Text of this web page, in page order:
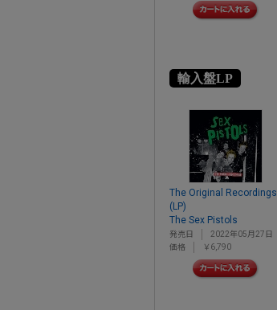
輸入盤LP
The Original Recordings
(LP)
The Sex Pistols
発売日
2022年05月27日
価格
￥6,790